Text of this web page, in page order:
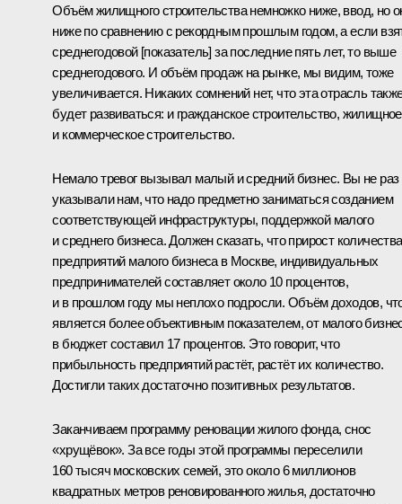
Объём жилищного строительства немножко ниже, ввод, но
ниже по сравнению с рекордным прошлым годом, а если
среднегодовой [показатель] за последние пять лет, то выше
среднегодового. И объём продаж на рынке, мы видим, тоже
увеличивается. Никаких сомнений нет, что эта отрасль
будет развиваться: и гражданское строительство,
и коммерческое строительство.
Немало тревог вызывал малый и средний бизнес. Вы не раз
указывали нам, что надо предметно заниматься созданием
соответствующей инфраструктуры, поддержкой малого
и среднего бизнеса. Должен сказать, что прирост количества
предприятий малого бизнеса в Москве, индивидуальных
предпринимателей составляет около 10 процентов,
и в прошлом году мы неплохо подросли. Объём доходов,
является более объективным показателем, от малого
в бюджет составил 17 процентов. Это говорит, что
прибыльность предприятий растёт, растёт их количество.
Достигли таких достаточно позитивных результатов.
Заканчиваем программу реновации жилого фонда, снос
«хрущёвок». За все годы этой программы переселили
160 тысяч московских семей, это около 6 миллионов
квадратных метров реновированного жилья, достаточно